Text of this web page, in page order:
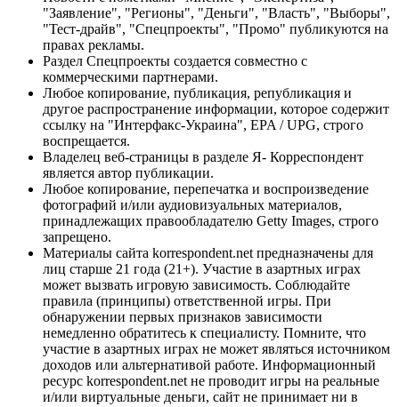
"Заявление", "Регионы", "Деньги", "Власть", "Выборы",
"Тест-драйв", "Спецпроекты", "Промо" публикуются на
правах рекламы.
Раздел Спецпроекты создается совместно с
коммерческими партнерами.
Любое копирование, публикация, републикация и
другое распространение информации, которое содержит
ссылку на "Интерфакс-Украина", EPA / UPG, строго
воспрещается.
Владелец веб-страницы в разделе Я- Корреспондент
является автор публикации.
Любое копирование, перепечатка и воспроизведение
фотографий и/или аудиовизуальных материалов,
принадлежащих правообладателю Getty Images, строго
запрещено.
Материалы сайта korrespondent.net предназначены для
лиц старше 21 года (21+). Участие в азартных играх
может вызвать игровую зависимость. Соблюдайте
правила (принципы) ответственной игры. При
обнаружении первых признаков зависимости
немедленно обратитесь к специалисту. Помните, что
участие в азартных играх не может являться источником
доходов или альтернативой работе. Информационный
ресурс korrespondent.net не проводит игры на реальные
и/или виртуальные деньги, сайт не принимает ни в